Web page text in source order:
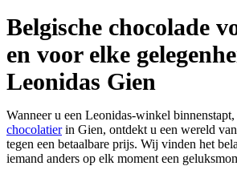
Belgische chocolade
en voor elke
Leonidas Gien
Wanneer u een Leonidas-winkel
chocolatierin Gien, ontdekt u een wereld
tegen een betaalbare prijs. Wij vinden het
iemand anders op elk moment een